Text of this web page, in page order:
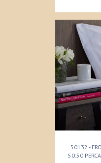
50132 -
50:50